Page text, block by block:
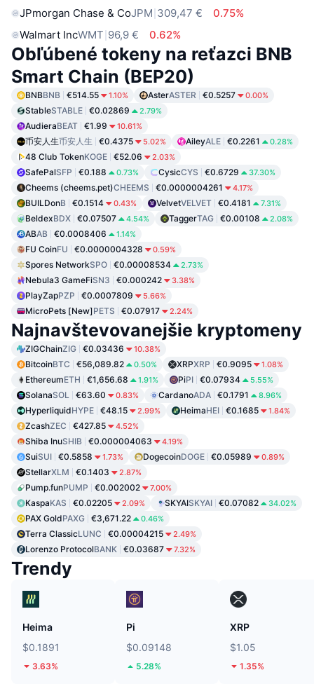
JPmorgan Chase & CoJPM 309,47 €
0.75%
Walmart IncWMT 96,9 € 0.62%
Obľúbené tokeny na reťazci BNB
Smart Chain (BEP20)
BNBBNB €514.55 1.10% AsterASTER €0.5257 0.00%
StableSTABLE €0.02869 2.79%
AudieraBEAT €1.99 10.61%
币安人生币安人生 €0.4375 5.02% AileyALE €0.2261 0.28%
48 Club TokenKOGE €52.06 2.03%
SafePalSFP €0.188 0.73% CysicCYS €0.6729 37.30%
Cheems (cheems.pet)CHEEMS €0.0000004261 4.17%
BUILDonB €0.1514 0.43% VelvetVELVET €0.4181 7.31%
BeldexBDX €0.07507 4.54% TaggerTAG €0.00108 2.08%
ABAB €0.0008406 1.14%
FU CoinFU €0.0000004328 0.59%
Spores NetworkSPO €0.00008534 2.73%
Nebula3 GameFiSN3 €0.000242 3.38%
PlayZapPZP €0.0007809 5.66%
MicroPets [New]PETS €0.07917 2.24%
Najnavštevovanejšie kryptomeny
ZIGChainZIG €0.03436 10.38%
BitcoinBTC €56,089.82 0.50% XRPXRP €0.9095 1.08%
EthereumETH €1,656.68 1.91% PiPI €0.07934 5.55%
SolanaSOL €63.60 0.83% CardanoADA €0.1791 8.96%
HyperliquidHYPE €48.15 2.99% HeimaHEI €0.1685 1.84%
ZcashZEC €427.85 4.52%
Shiba InuSHIB €0.000004063 4.19%
SuiSUI €0.5858 1.73% DogecoinDOGE €0.05989 0.89%
StellarXLM €0.1403 2.87%
Pump.funPUMP €0.002002 7.00%
KaspaKAS €0.02205 2.09% SKYAISKYAI €0.07082 34.02%
PAX GoldPAXG €3,671.22 0.46%
Terra ClassicLUNC €0.00004215 2.49%
Lorenzo ProtocolBANK €0.03687 7.32%
Trendy
Heima
$0.1891
3.63%
Pi
$0.09148
5.28%
XRP
$1.05
1.35%